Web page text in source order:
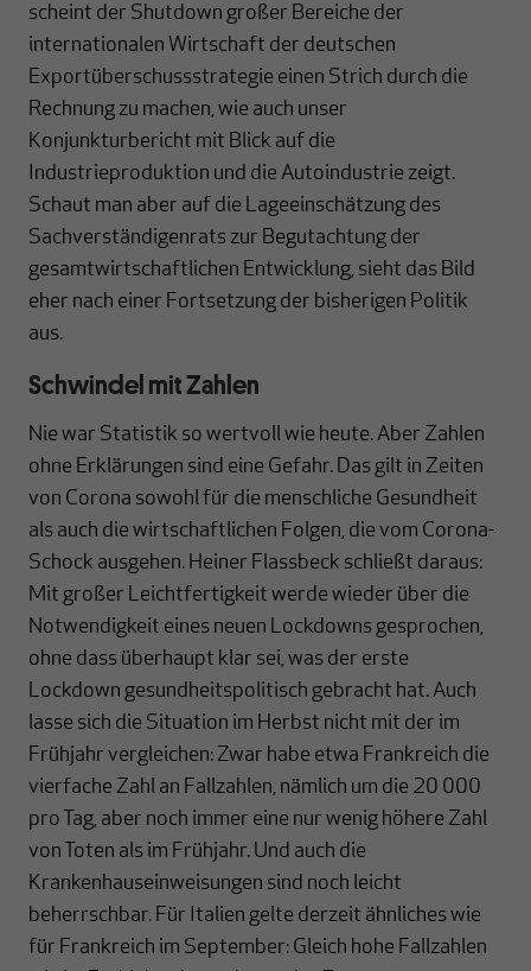
scheint der Shutdown großer Bereiche der
internationalen Wirtschaft der deutschen
Exportüberschussstrategie einen Strich durch die
Rechnung zu machen, wie auch unser
Konjunkturbericht mit Blick auf die
Industrieproduktion und die Autoindustrie zeigt.
Schaut man aber auf die Lageeinschätzung des
Sachverständigenrats zur Begutachtung der
gesamtwirtschaftlichen Entwicklung, sieht das Bild
eher nach einer Fortsetzung der bisherigen Politik
aus.
Schwindel mit Zahlen
Nie war Statistik so wertvoll wie heute. Aber Zahlen
ohne Erklärungen sind eine Gefahr. Das gilt in Zeiten
von Corona sowohl für die menschliche Gesundheit
als auch die wirtschaftlichen Folgen, die vom Corona-
Schock ausgehen. Heiner Flassbeck schließt daraus:
Mit großer Leichtfertigkeit werde wieder über die
Notwendigkeit eines neuen Lockdowns gesprochen,
ohne dass überhaupt klar sei, was der erste
Lockdown gesundheitspolitisch gebracht hat. Auch
lasse sich die Situation im Herbst nicht mit der im
Frühjahr vergleichen: Zwar habe etwa Frankreich die
vierfache Zahl an Fallzahlen, nämlich um die 20 000
pro Tag, aber noch immer eine nur wenig höhere Zahl
von Toten als im Frühjahr. Und auch die
Krankenhauseinweisungen sind noch leicht
beherrschbar. Für Italien gelte derzeit ähnliches wie
für Frankreich im September: Gleich hohe Fallzahlen